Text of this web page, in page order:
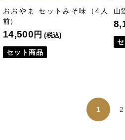
おおやま セットみそ味（4人
前）
14,500 円 (税込)
セット商品
山
1 2